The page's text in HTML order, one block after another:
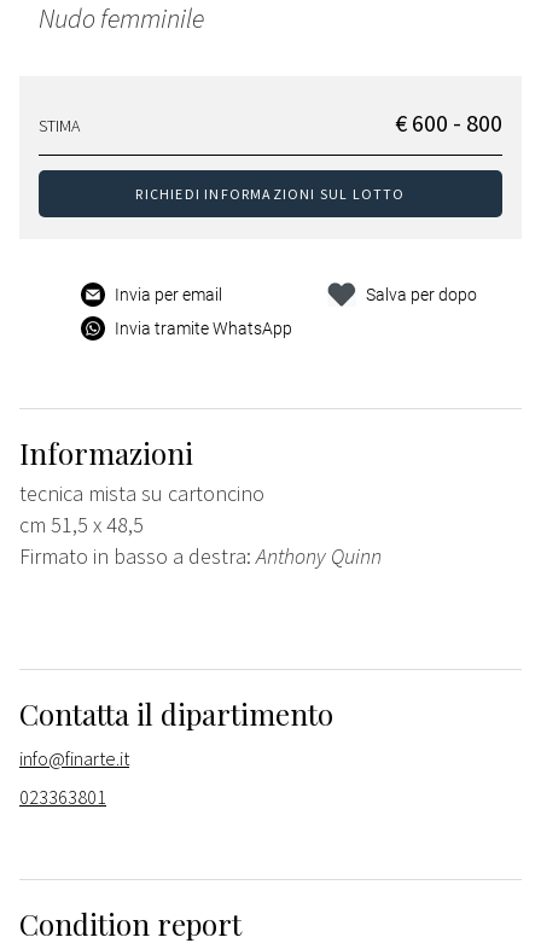
Nudo femminile
STIMA € 600 - 800
RICHIEDI INFORMAZIONI SUL LOTTO
Invia per email
Invia tramite WhatsApp
Salva per dopo
Informazioni
tecnica mista su cartoncino
cm 51,5 x 48,5
Firmato in basso a destra:Anthony Quinn
Contatta il dipartimento
info@finarte.it
023363801
Condition report